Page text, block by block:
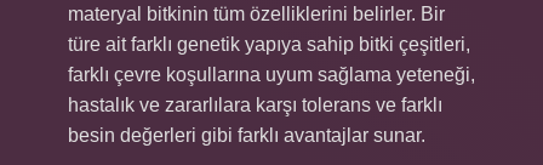
materyal bitkinin tüm özelliklerini belirler. Bir
türe ait farklı genetik yapıya sahip bitki çeşitleri,
farklı çevre koşullarına uyum sağlama yeteneği,
hastalık ve zararlılara karşı tolerans ve farklı
besin değerleri gibi farklı avantajlar sunar.